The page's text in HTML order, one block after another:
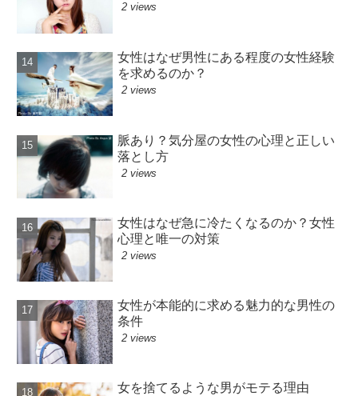
2 views
女性はなぜ男性にある程度の女性経験
を求めるのか？
2 views
脈あり？気分屋の女性の心理と正しい
落とし方
2 views
女性はなぜ急に冷たくなるのか？女性
心理と唯一の対策
2 views
女性が本能的に求める魅力的な男性の
条件
2 views
女を捨てるような男がモテる理由